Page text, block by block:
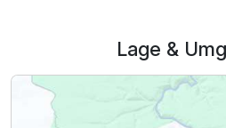
Lage &